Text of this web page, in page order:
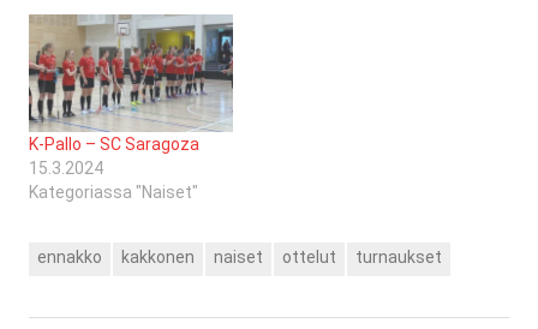
K-Pallo – SC Saragoza
15.3.2024
Kategoriassa "Naiset"
ennakko kakkonen naiset ottelut turnaukset